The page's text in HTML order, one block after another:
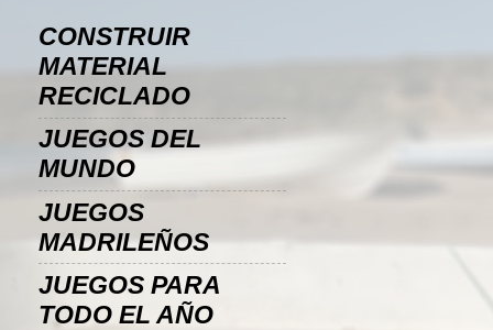
CONSTRUIR
MATERIAL
RECICLADO
JUEGOS DEL
MUNDO
JUEGOS
MADRILEÑOS
JUEGOS PARA
TODO EL AÑO